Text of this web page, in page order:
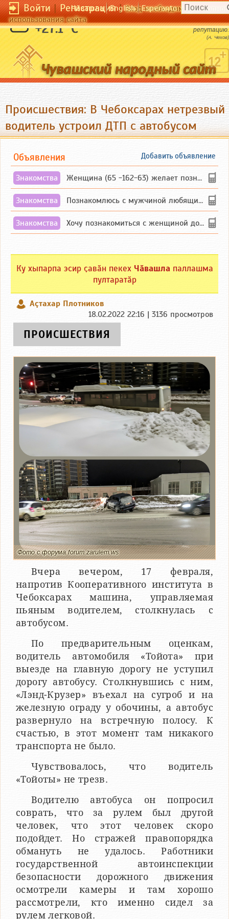
Войти|Регистрация|Вход необходим для
использования сайта
Чӑвашла English Esperanto
+27.1 °C
Водка белая, а красит нос и чернит
репутацию.
(А. Чехов)
Происшествия: В Чебоксарах нетрезвый
водитель устроил ДТП с автобусом
Добавить объявление
Объявления
Знакомства Женщина (65 -162-63) желает познакомиться с одиноким, добродушным, без вредных ...
Знакомства Познакомлюсь с мужчиной любящим танцевать и петь на родном чувашском языке
Знакомства Хочу познакомиться с женщиной до 55 лет чувашской или русской национальности дл...
Ку хыпарпа эсир ҫавӑн пекех Чӑвашла паллашма
пултаратӑр
Аçтахар Плотников
18.02.2022 22:16 | 3136 просмотров
ПРОИСШЕСТВИЯ
Фото с форума forum.zarulem.ws
Вчера вечером, 17 февраля,
напротив Кооперативного института в
Чебоксарах машина, управляемая
пьяным водителем, столкнулась с
автобусом.
По предварительным оценкам,
водитель автомобиля «Тойота» при
выезде на главную дорогу не уступил
дорогу автобусу. Столкнувшись с ним,
«Лэнд-Крузер» въехал на сугроб и на
железную ограду у обочины, а автобус
развернуло на встречную полосу. К
счастью, в этот момент там никакого
транспорта не было.
Чувствовалось, что водитель
«Тойоты» не трезв.
Водителю автобуса он попросил
соврать, что за рулем был другой
человек, что этот человек скоро
подойдет. Но стражей правопорядка
обмануть не удалось. Работники
государственной автоинспекции
безопасности дорожного движения
осмотрели камеры и там хорошо
рассмотрели, кто именно сидел за
рулем легковой.